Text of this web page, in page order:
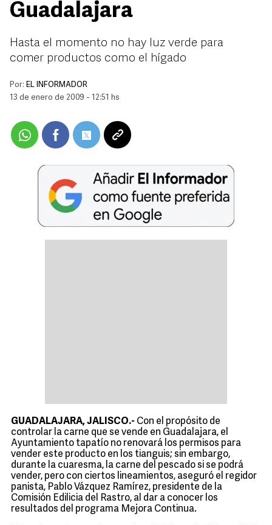
Guadalajara
Hasta el momento no hay luz verde para
comer productos como el hígado
Por: EL INFORMADOR
13 de enero de 2009 - 12:51 hs
GUADALAJARA, JALISCO.- Con el propósito de
controlar la carne que se vende en Guadalajara, el
Ayuntamiento tapatío no renovará los permisos para
vender este producto en los tianguis; sin embargo,
durante la cuaresma, la carne del pescado si se podrá
vender, pero con ciertos lineamientos, aseguró el regidor
panista, Pablo Vázquez Ramírez, presidente de la
Comisión Edilicia del Rastro, al dar a conocer los
resultados del programa Mejora Continua.